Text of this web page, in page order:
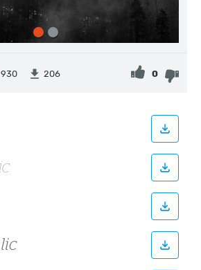
930 206 0